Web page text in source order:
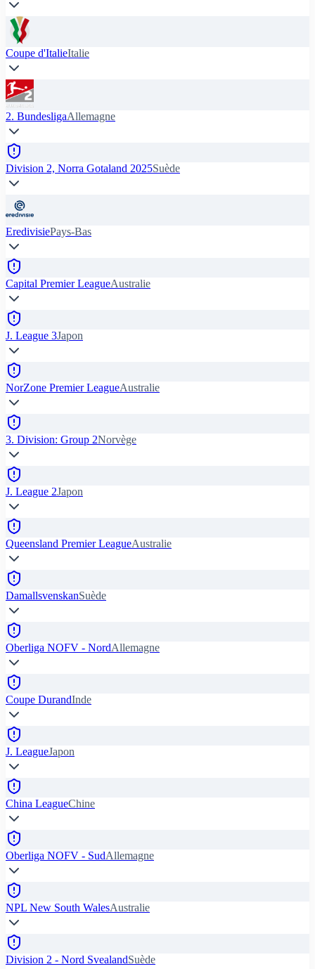
Coupe d'ItalieItalie
2. BundesligaAllemagne
Division 2, Norra Gotaland 2025Suède
EredivisiePays-Bas
Capital Premier LeagueAustralie
J. League 3Japon
NorZone Premier LeagueAustralie
3. Division: Group 2Norvège
J. League 2Japon
Queensland Premier LeagueAustralie
DamallsvenskanSuède
Oberliga NOFV - NordAllemagne
Coupe DurandInde
J. LeagueJapon
China LeagueChine
Oberliga NOFV - SudAllemagne
NPL New South WalesAustralie
Division 2 - Nord SvealandSuède